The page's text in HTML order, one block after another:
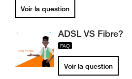
Voir la question
ADSL VS Fibre?
Voir la question